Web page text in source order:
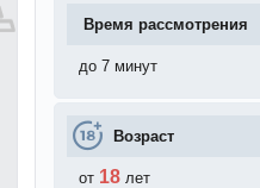
Время рассмотрения
до 7 минут
Возраст
от 18 лет